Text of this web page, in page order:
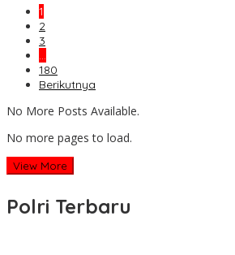
1
2
3
…
180
Berikutnya
No More Posts Available.
No more pages to load.
View More
Polri Terbaru